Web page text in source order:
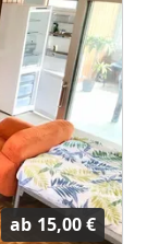
ab 15,00 €